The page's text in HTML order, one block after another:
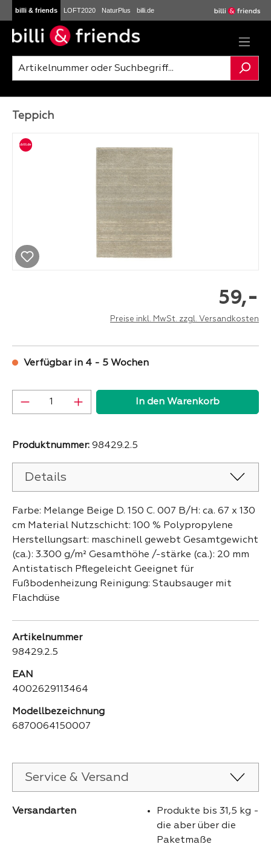
Zum Hauptinhalt springen
billi & friends LOFT2020 NaturPlus billi.de
Bildergalerie überspringen
Teppich
59,-
Preise inkl. MwSt. zzgl. Versandkosten
Verfügbar in 4 - 5 Wochen
Produkt Anzahl: Gib den gewünschten
In den Warenkorb
Produktnummer: 98429.2.5
Details
Farbe: Melange Beige D. 150 C. 007 B/H: ca. 67 x 130
cm Material Nutzschicht: 100 % Polypropylene
Herstellungsart: maschinell gewebt Gesamtgewicht
(ca.): 3.300 g/m² Gesamthöhe /-stärke (ca.): 20 mm
Antistatisch Pflegeleicht Geeignet für
Fußbodenheizung Reinigung: Staubsauger mit
Flachdüse
Artikelnummer
98429.2.5
EAN
4002629113464
Modellbezeichnung
6870064150007
Service & Versand
Versandarten
Produkte bis 31,5 kg -
die aber über die
Paketmaße